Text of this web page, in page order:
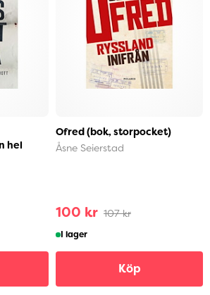
hel
Ofred (bok, storpocket)
Åsne Seierstad
100 kr 107 kr
I lager
Köp